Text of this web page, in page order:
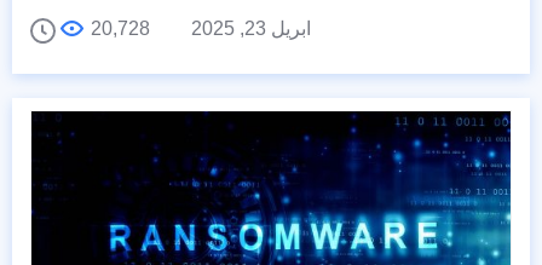
ابريل 23, 2025
20,728